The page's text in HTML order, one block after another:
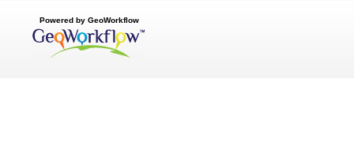
Powered by GeoWorkflow